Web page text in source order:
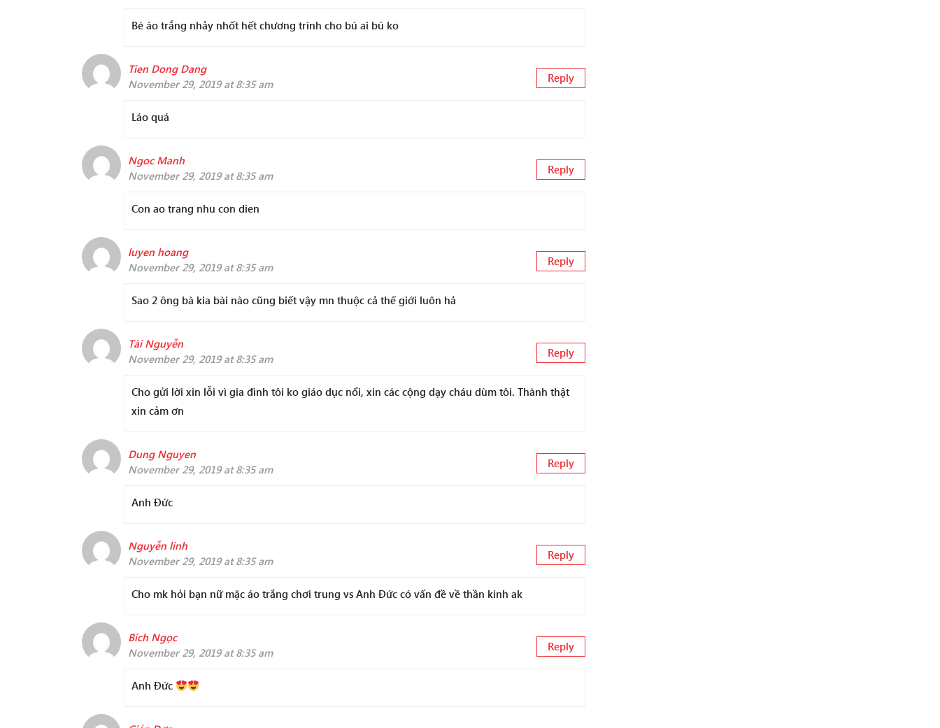
Bé áo trắng nhảy nhốt hết chương trình cho bú ai bú ko
Tien Dong Dang
November 29, 2019 at 8:35 am
Reply
Láo quá
Ngoc Manh
November 29, 2019 at 8:35 am
Reply
Con ao trang nhu con dien
luyen hoang
November 29, 2019 at 8:35 am
Reply
Sao 2 ông bà kia bài nào cũng biết vậy mn thuộc cả thế giới luôn hả
Tài Nguyễn
November 29, 2019 at 8:35 am
Reply
Cho gửi lời xin lỗi vì gia đình tôi ko giáo dục nổi, xin các cộng dạy cháu dùm tôi. Thành thật
xin cảm ơn
Dung Nguyen
November 29, 2019 at 8:35 am
Reply
Anh Đức
Nguyễn linh
November 29, 2019 at 8:35 am
Reply
Cho mk hỏi bạn nữ mặc áo trắng chơi trung vs Anh Đức có vấn đề về thần kinh ak
Bích Ngọc
November 29, 2019 at 8:35 am
Reply
Anh Đức